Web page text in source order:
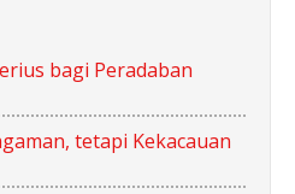
bagi Peradaban
tetapi Kekacauan